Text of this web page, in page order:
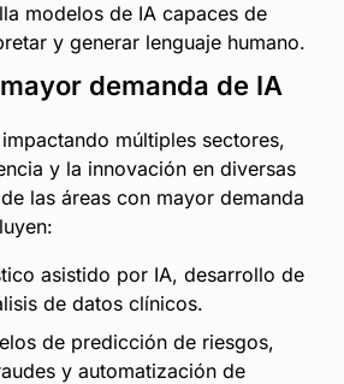
modelos de IA capaces de
y generar lenguaje humano.
demanda de IA
múltiples sectores,
y la innovación en diversas
las áreas con mayor demanda
asistido por IA, desarrollo de
de datos clínicos.
de predicción de riesgos,
y automatización de